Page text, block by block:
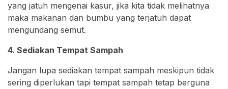
yang jatuh mengenai kasur, jika kita tidak melihatnya
maka makanan dan bumbu yang terjatuh dapat
mengundang semut.
4. Sediakan Tempat Sampah
Jangan lupa sediakan tempat sampah meskipun tidak
sering diperlukan tapi tempat sampah tetap berguna